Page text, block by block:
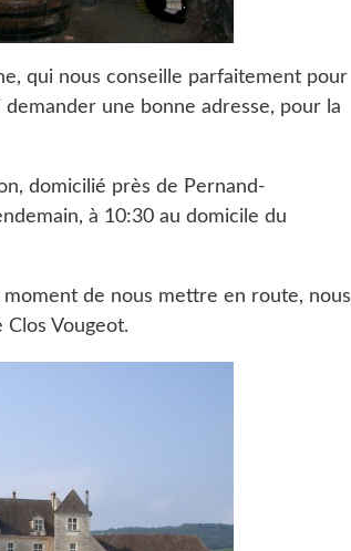
qui nous conseille parfaitement pour
une bonne adresse, pour la
domicilié près de Pernand-
à 10:30 au domicile du
de nous mettre en route, nous
Vougeot.